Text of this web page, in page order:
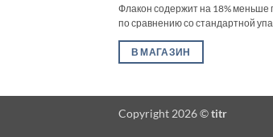
Флакон содержит на 18% меньше
по сравнению со стандартной
В МАГАЗИН
Copyright 2026 ©titr